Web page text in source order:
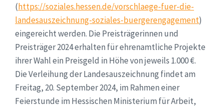
(https://soziales.hessen.de/vorschlaege-fuer-die-
landesauszeichnung-soziales-buergerengagement)
eingereicht werden. Die Preisträgerinnen und
Preisträger 2024 erhalten für ehrenamtliche Projekte
ihrer Wahl ein Preisgeld in Höhe von jeweils 1.000 €.
Die Verleihung der Landesauszeichnung findet am
Freitag, 20. September 2024, im Rahmen einer
Feierstunde im Hessischen Ministerium für Arbeit,